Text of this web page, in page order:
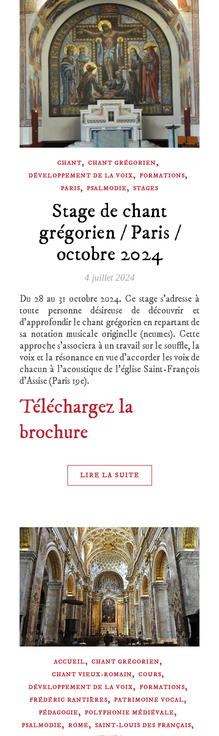
CHANT, CHANT GRÉGORIEN,
DÉVELOPPEMENT DE LA VOIX, FORMATIONS,
PARIS, PSALMODIE, STAGES
Stage de chant
grégorien / Paris /
octobre 2024
4 juillet 2024
Du 28 au 31 octobre 2024. Ce stage s’adresse à
toute personne désireuse de découvrir et
d’approfondir le chant grégorien en repartant de
sa notation musicale originelle (neumes). Cette
approche s’associera à un travail sur le souffle, la
voix et la résonance en vue d’accorder les voix de
chacun à l’acoustique de l’église Saint-François
d’Assise (Paris 19e).
Téléchargez la
brochure
LIRE LA SUITE
ACCUEIL, CHANT GRÉGORIEN,
CHANT VIEUX-ROMAIN, COURS,
DÉVELOPPEMENT DE LA VOIX, FORMATIONS,
FRÉDÉRIC RANTIÈRES, PATRIMOINE VOCAL,
PÉDAGOGIE, POLYPHONIE MÉDIÉVALE,
PSALMODIE, ROME, SAINT-LOUIS DES FRANÇAIS,